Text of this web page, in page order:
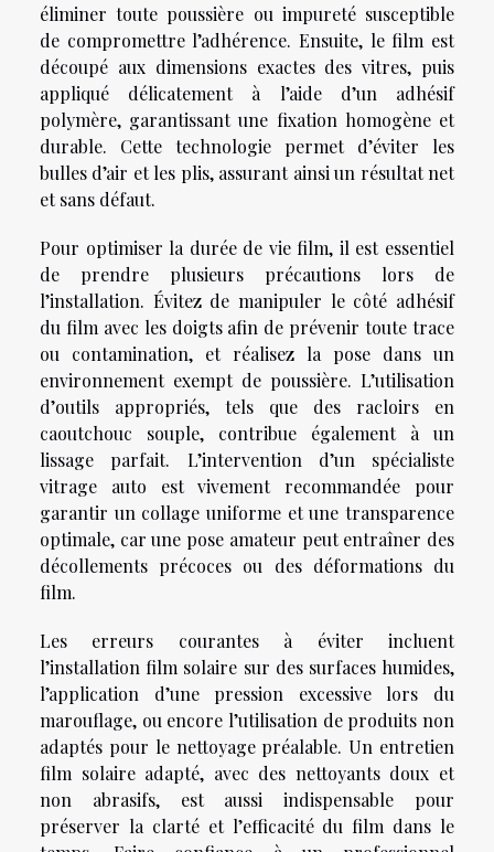
éliminer toute poussière ou impureté susceptible
de compromettre l’adhérence. Ensuite, le film est
découpé aux dimensions exactes des vitres, puis
appliqué délicatement à l’aide d’un adhésif
polymère, garantissant une fixation homogène et
durable. Cette technologie permet d’éviter les
bulles d’air et les plis, assurant ainsi un résultat net
et sans défaut.
Pour optimiser la durée de vie film, il est essentiel
de prendre plusieurs précautions lors de
l’installation. Évitez de manipuler le côté adhésif
du film avec les doigts afin de prévenir toute trace
ou contamination, et réalisez la pose dans un
environnement exempt de poussière. L’utilisation
d’outils appropriés, tels que des racloirs en
caoutchouc souple, contribue également à un
lissage parfait. L’intervention d’un spécialiste
vitrage auto est vivement recommandée pour
garantir un collage uniforme et une transparence
optimale, car une pose amateur peut entraîner des
décollements précoces ou des déformations du
film.
Les erreurs courantes à éviter incluent
l’installation film solaire sur des surfaces humides,
l’application d’une pression excessive lors du
marouflage, ou encore l’utilisation de produits non
adaptés pour le nettoyage préalable. Un entretien
film solaire adapté, avec des nettoyants doux et
non abrasifs, est aussi indispensable pour
préserver la clarté et l’efficacité du film dans le